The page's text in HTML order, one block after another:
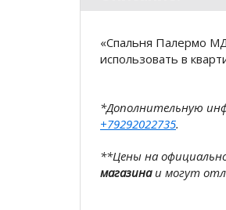
«Спальня Палермо
использовать в
*Дополнительную
+79292022735.
**Цены на
магазинаи могут